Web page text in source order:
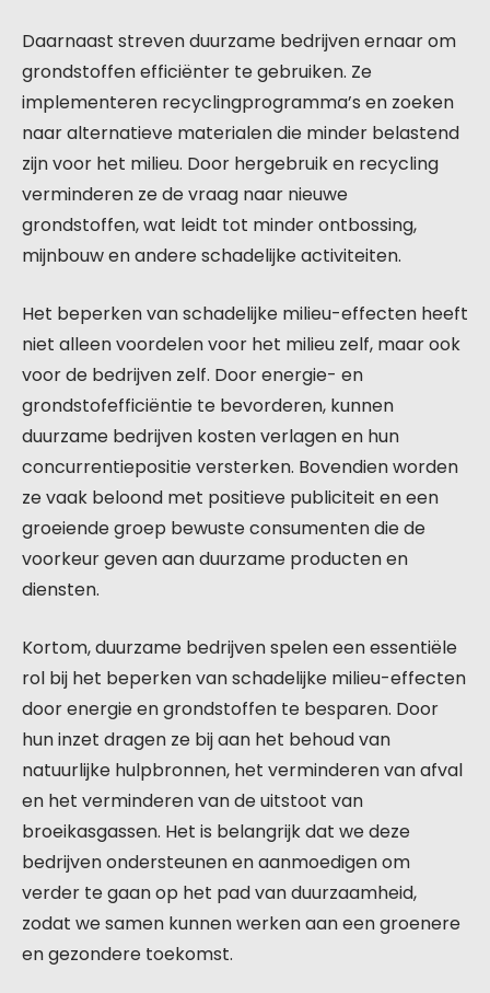
Daarnaast streven duurzame bedrijven ernaar om
grondstoffen efficiënter te gebruiken. Ze
implementeren recyclingprogramma’s en zoeken
naar alternatieve materialen die minder belastend
zijn voor het milieu. Door hergebruik en recycling
verminderen ze de vraag naar nieuwe
grondstoffen, wat leidt tot minder ontbossing,
mijnbouw en andere schadelijke activiteiten.
Het beperken van schadelijke milieu-effecten heeft
niet alleen voordelen voor het milieu zelf, maar ook
voor de bedrijven zelf. Door energie- en
grondstofefficiëntie te bevorderen, kunnen
duurzame bedrijven kosten verlagen en hun
concurrentiepositie versterken. Bovendien worden
ze vaak beloond met positieve publiciteit en een
groeiende groep bewuste consumenten die de
voorkeur geven aan duurzame producten en
diensten.
Kortom, duurzame bedrijven spelen een essentiële
rol bij het beperken van schadelijke milieu-effecten
door energie en grondstoffen te besparen. Door
hun inzet dragen ze bij aan het behoud van
natuurlijke hulpbronnen, het verminderen van afval
en het verminderen van de uitstoot van
broeikasgassen. Het is belangrijk dat we deze
bedrijven ondersteunen en aanmoedigen om
verder te gaan op het pad van duurzaamheid,
zodat we samen kunnen werken aan een groenere
en gezondere toekomst.